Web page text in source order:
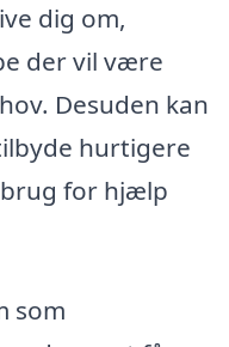
dig om,
der vil være
Desuden kan
hurtigere
brug for hjælp
som